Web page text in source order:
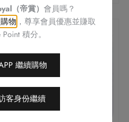
（帝賞） 會員嗎？
物 ，尊享會員優惠並賺取
Point 積分。
繼續購物
客身份繼續